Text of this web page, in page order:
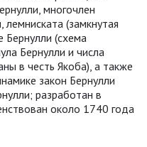
многочлен
лемниската (замкнутая
Бернулли (схема
Бернулли и числа
в честь Якоба), а также
закон Бернулли
разработан в
около 1740 года